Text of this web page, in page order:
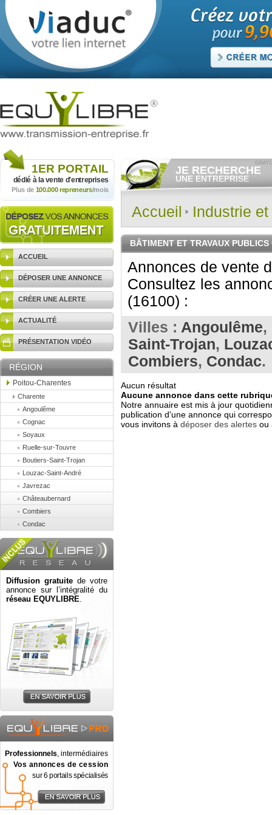
1ER PORTAIL
dédié à la vente d'entreprises
Plus de 100.000 repreneurs/mois
ACCUEIL
DÉPOSER UNE ANNONCE
CRÉER UNE ALERTE
ACTUALITÉ
PRÉSENTATION VIDÉO
RÉGION
Poitou-Charentes
Charente
Angoulême
Cognac
Soyaux
Ruelle-sur-Touvre
Boutiers-Saint-Trojan
Louzac-Saint-André
Javrezac
Châteaubernard
Combiers
Condac
Diffusion gratuite de votre
annonce sur l’intégralité du
réseau EQUYLIBRE.
Professionnels, intermédiaires
Vos annonces de cession
sur 6 portails spécialisés
JE RECHERCHE
UNE ENTREPRISE
Consulter gratuitementles
vendre.
Et/ou déposergratuitement
RECHERCHER UNE
ANNONCE
Accueil Industrie
BÂTIMENT ET TRAVAUX PUBLICS
Annonces de vente
Consultez les
(16100) :
Villes : Angoulême,
Saint-Trojan,
Combiers, Condac.
Aucun résultat
Aucune annonce dans cette
Notre annuaire est mis à jour
publication d'une annonce qui
vous invitons à déposer des alertes ou